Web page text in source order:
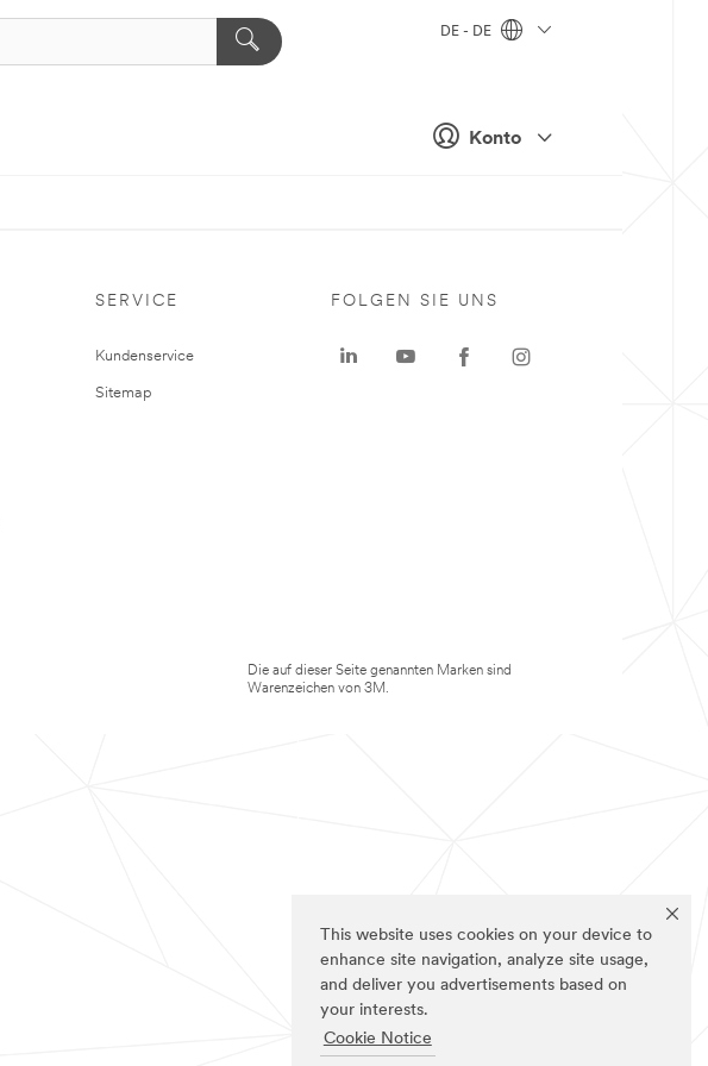
This website uses cookies on your device to
enhance site navigation, analyze site usage,
and deliver you advertisements based on
your interests.
Cookie Notice
Konto
DE - DE
SERVICE
Kundenservice
Sitemap
FOLGEN SIE UNS
Die auf dieser Seite genannten Marken sind
Warenzeichen von 3M.